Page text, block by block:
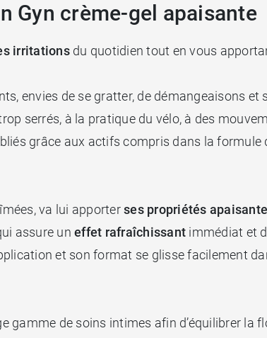
Gyn crème-gel apaisante
irritationsdu quotidien tout en vous
envies de se gratter, de démangeaisons et
serrés, à la pratique du vélo, à des
grâce aux actifs compris dans la formule
va lui apporterses propriétés
assure un effet rafraîchissant immédiat et
et son format se glisse facilement
gamme de soins intimes afin d’équilibrer la